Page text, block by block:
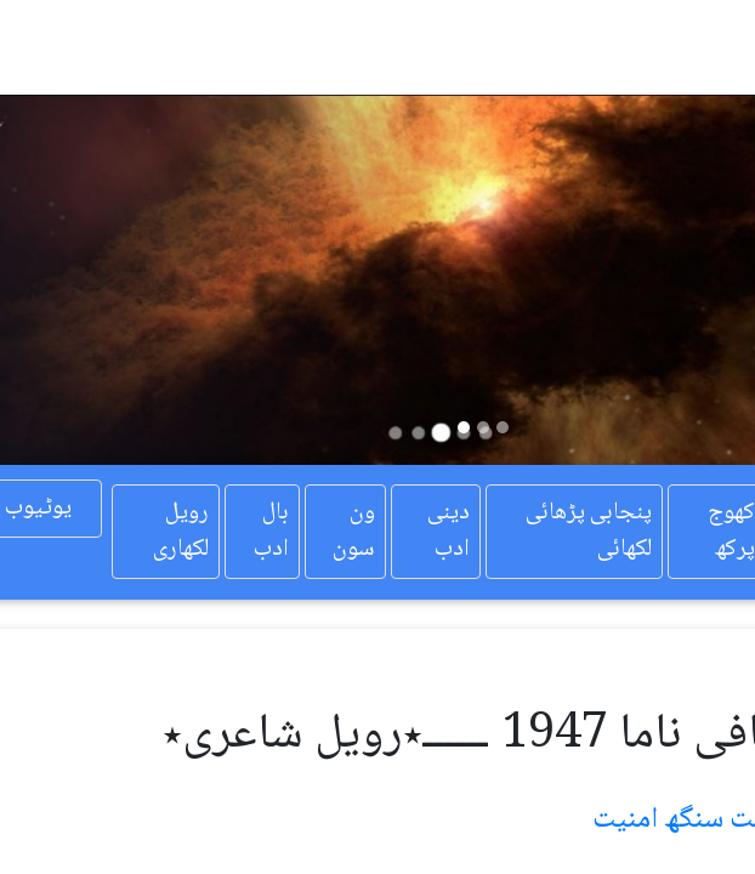
یوٹیوب
رویل
لکھاری
بال
ادب
ون
سون
دینی
ادب
پنجابی پڑھائی
لکھائی
کھوج
پرکھ
ــــــ٭رویل شاعری٭